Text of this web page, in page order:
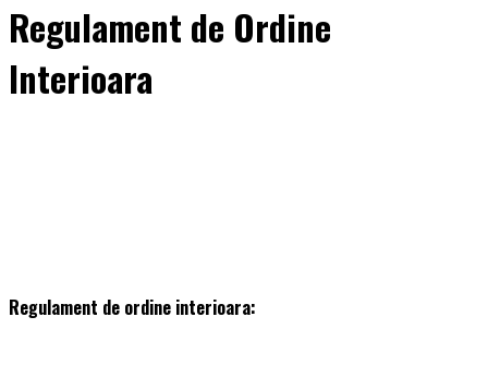
Regulament de Ordine
Interioara
Regulament de ordine interioara: